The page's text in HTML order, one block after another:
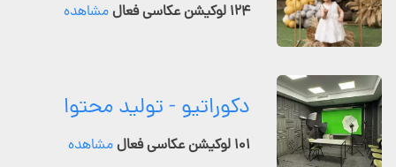
۱۲۴ لوکیشن عکاسی فعال مشاهده
دکوراتیو - تولید محتوا
۱۰۱ لوکیشن عکاسی فعال مشاهده